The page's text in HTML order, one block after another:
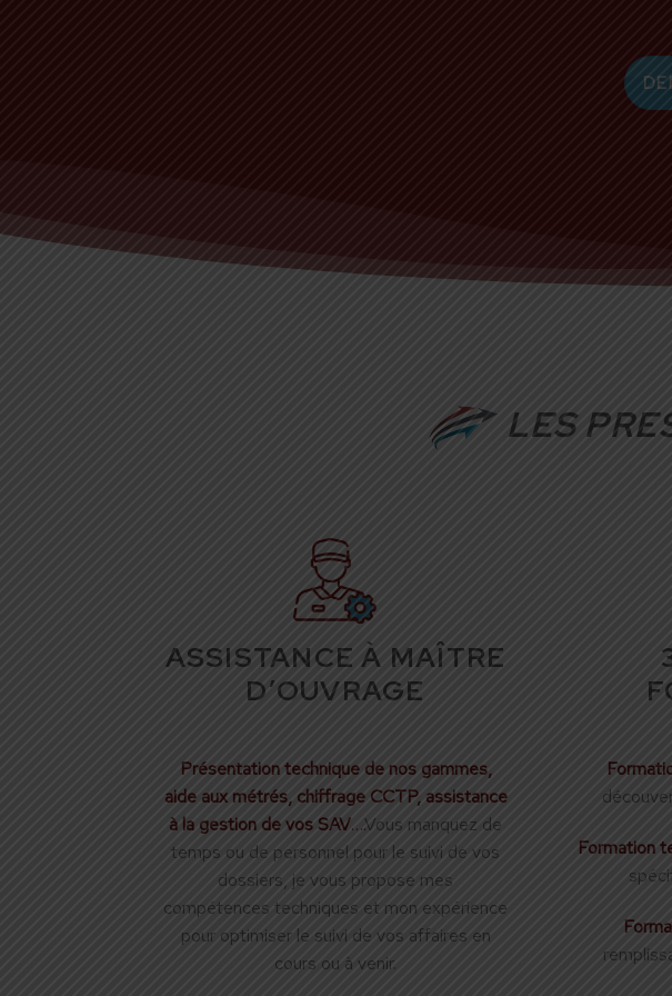
LES
ASSISTANCE À MAÎTRE
D’OUVRAGE
Présentation technique de nos gammes,
aide aux métrés, chiffrage CCTP, assistance
à la gestion de vos SAV….Vous manquez de
temps ou de personnel pour le suivi de vos
dossiers, je vous propose mes
compétences techniques et mon expérience
pour optimiser le suivi de vos affaires en
cours ou à venir.
Formation